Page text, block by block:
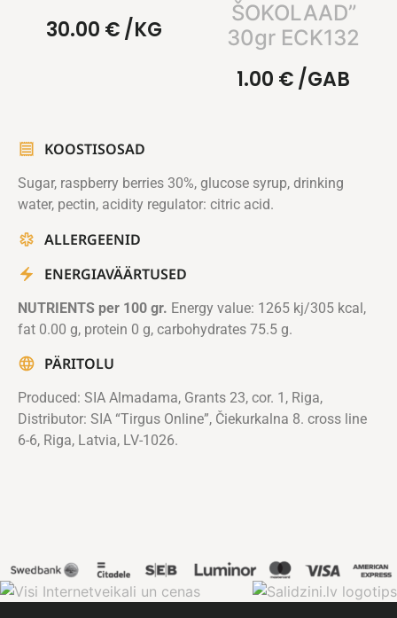
30.00 €/KG
ŠOKOLAAD”
30gr ECK132
1.00 €/GAB
KOOSTISOSAD
Sugar, raspberry berries 30%, glucose syrup, drinking
water, pectin, acidity regulator: citric acid.
ALLERGEENID
ENERGIAVÄÄRTUSED
NUTRIENTS per 100 gr. Energy value: 1265 kj/305 kcal,
fat 0.00 g, protein 0 g, carbohydrates 75.5 g.
PÄRITOLU
Produced: SIA Almadama, Grants 23, cor. 1, Riga,
Distributor: SIA “Tirgus Online”, Čiekurkalna 8. cross line
6-6, Riga, Latvia, LV-1026.